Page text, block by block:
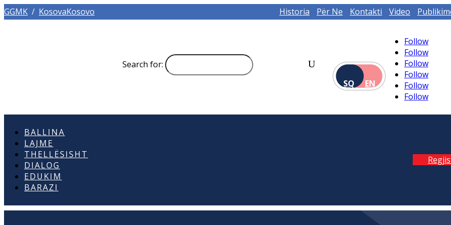
GGMK / KosovaKosovo Historia Për Ne Kontakti Video
Search for:
SQ
EN
Follow
Follow
Follow
Follow
Follow
Follow
BALLINA
LAJME
THELLËSISHT
DIALOG
EDUKIM
BARAZI